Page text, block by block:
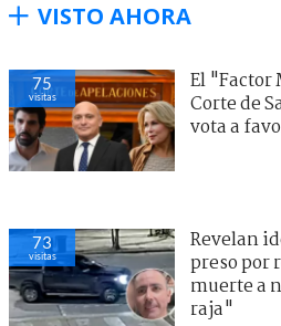
VISTO AHORA
75
visitas
El "Factor
Corte de
vota a
73
visitas
Revelan
preso por
muerte a
raja"